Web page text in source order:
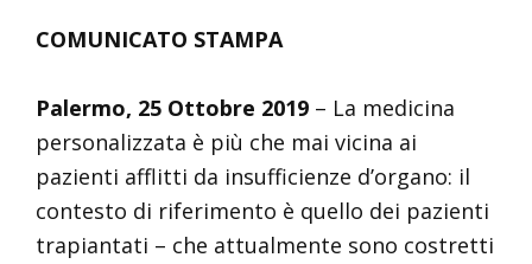
COMUNICATO STAMPA
Palermo, 25 Ottobre 2019– La medicina
personalizzata è più che mai vicina ai
pazienti afflitti da insufficienze d’organo: il
contesto di riferimento è quello dei pazienti
trapiantati – che attualmente sono costretti